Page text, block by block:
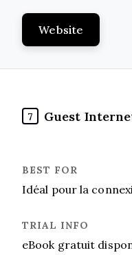
Website
7 Guest
Idéal pour la
eBook gratuit